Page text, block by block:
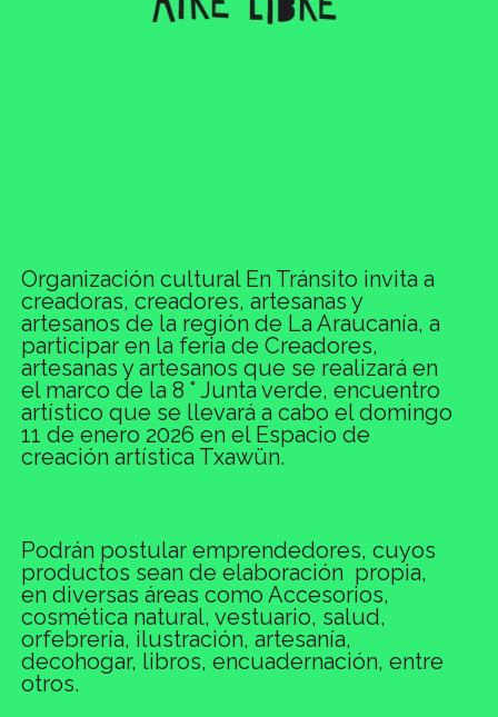
Organización cultural En Tránsito invita a
creadoras, creadores, artesanas y
artesanos de la región de La Araucanía, a
participar en la feria de Creadores,
artesanas y artesanos que se realizará en
el marco de la 8 ° Junta verde, encuentro
artístico que se llevará a cabo el domingo
11 de enero 2026 en el Espacio de
creación artística Txawün.
Podrán postular emprendedores, cuyos
productos sean de elaboración propia,
en diversas áreas como Accesorios,
cosmética natural, vestuario, salud,
orfebrería, ilustración, artesanía,
decohogar, libros, encuadernación, entre
otros.